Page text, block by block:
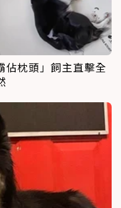
佔枕頭」飼主直擊全